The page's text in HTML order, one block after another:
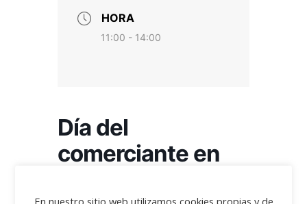
HORA
11:00 - 14:00
Día del
comerciante en
En nuestro sitio web utilizamos cookies propias y de